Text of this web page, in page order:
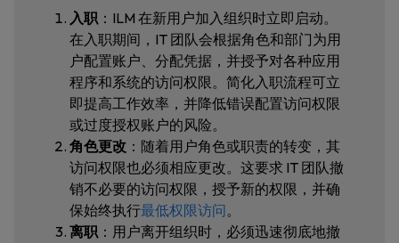
入职 ：ILM 在新用户加入组织时立即启动。
在入职期间，IT 团队会根据角色和部门为用
户配置账户、分配凭据，并授予对各种应用
程序和系统的访问权限。简化入职流程可立
即提高工作效率，并降低错误配置访问权限
或过度授权账户的风险。
角色更改 ：随着用户角色或职责的转变，其
访问权限也必须相应更改。这要求 IT 团队撤
销不必要的访问权限，授予新的权限，并确
保始终执行最低权限访问。
离职 ：用户离开组织时，必须迅速彻底地撤